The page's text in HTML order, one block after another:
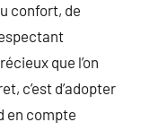
confort, de
que l’on
c’est d’adopter
en compte